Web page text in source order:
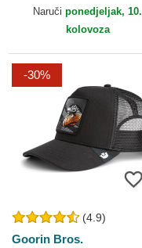
Naruči ponedjeljak, 10.
kolovoza
-30%
(4.9)
Goorin Bros.